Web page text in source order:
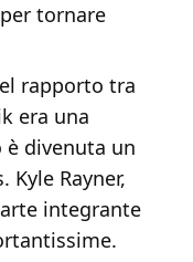
tornare
rapporto tra
era una
è divenuta un
Kyle Rayner,
integrante